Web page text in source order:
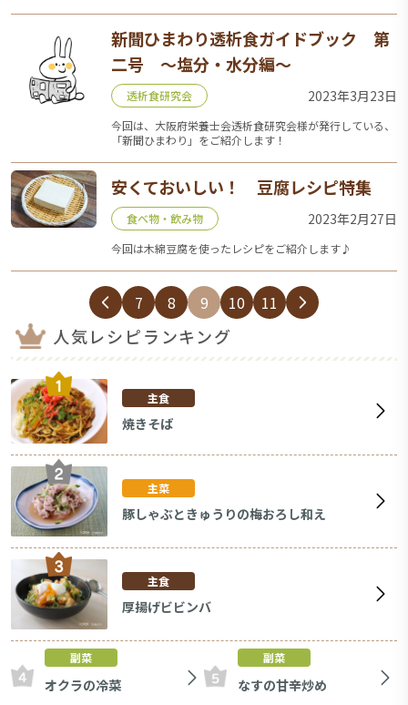
新聞ひまわり透析食ガイドブック 第
二号 ～塩分・水分編～
透析食研究会 2023年3月23日
今回は、大阪府栄養士会透析食研究会様が発行している、
「新聞ひまわり」をご紹介します！
安くておいしい！ 豆腐レシピ特集
食べ物・飲み物 2023年2月27日
今回は木綿豆腐を使ったレシピをご紹介します♪
7 8 9 10 11
人気レシピランキング
主食
焼きそば
主菜
豚しゃぶときゅうりの梅おろし和え
主食
厚揚げビビンバ
副菜
オクラの冷菜
副菜
なすの甘辛炒め